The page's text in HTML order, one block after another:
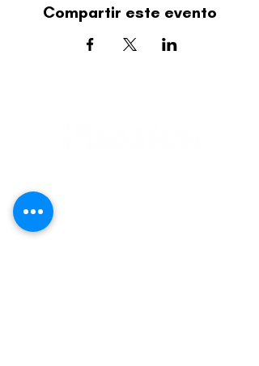
Compartir este evento
editorial@revistaplasticapr.org